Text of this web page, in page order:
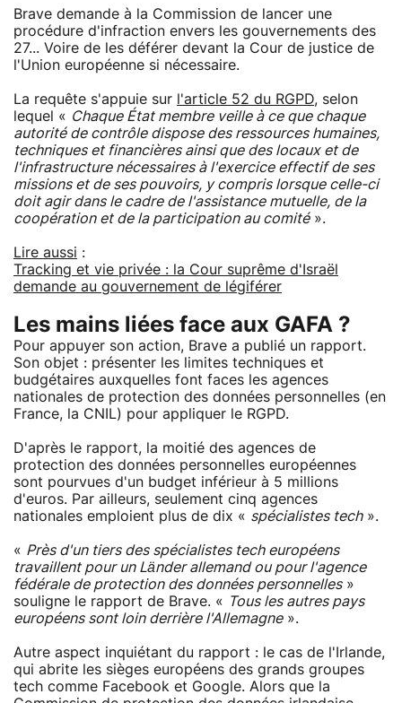
Brave demande à la Commission de lancer une
procédure d'infraction envers les gouvernements des
27... Voire de les déférer devant la Cour de justice de
l'Union européenne si nécessaire.
La requête s'appuie sur l'article 52 du RGPD, selon
lequel « Chaque État membre veille à ce que chaque
autorité de contrôle dispose des ressources humaines,
techniques et financières ainsi que des locaux et de
l'infrastructure nécessaires à l'exercice effectif de ses
missions et de ses pouvoirs, y compris lorsque celle-ci
doit agir dans le cadre de l'assistance mutuelle, de la
coopération et de la participation au comité».
Lire aussi :
Tracking et vie privée : la Cour suprême d'Israël
demande au gouvernement de légiférer
Les mains liées face aux GAFA ?
Pour appuyer son action, Brave a publié un rapport.
Son objet : présenter les limites techniques et
budgétaires auxquelles font faces les agences
nationales de protection des données personnelles (en
France, la CNIL) pour appliquer le RGPD.
D'après le rapport, la moitié des agences de
protection des données personnelles européennes
sont pourvues d'un budget inférieur à 5 millions
d'euros. Par ailleurs, seulement cinq agences
nationales emploient plus de dix « spécialistes tech».
« Près d'un tiers des spécialistes tech européens
travaillent pour un Länder allemand ou pour l'agence
fédérale de protection des données personnelles»
souligne le rapport de Brave. « Tous les autres pays
européens sont loin derrière l'Allemagne».
Autre aspect inquiétant du rapport : le cas de l'Irlande,
qui abrite les sièges européens des grands groupes
tech comme Facebook et Google. Alors que la